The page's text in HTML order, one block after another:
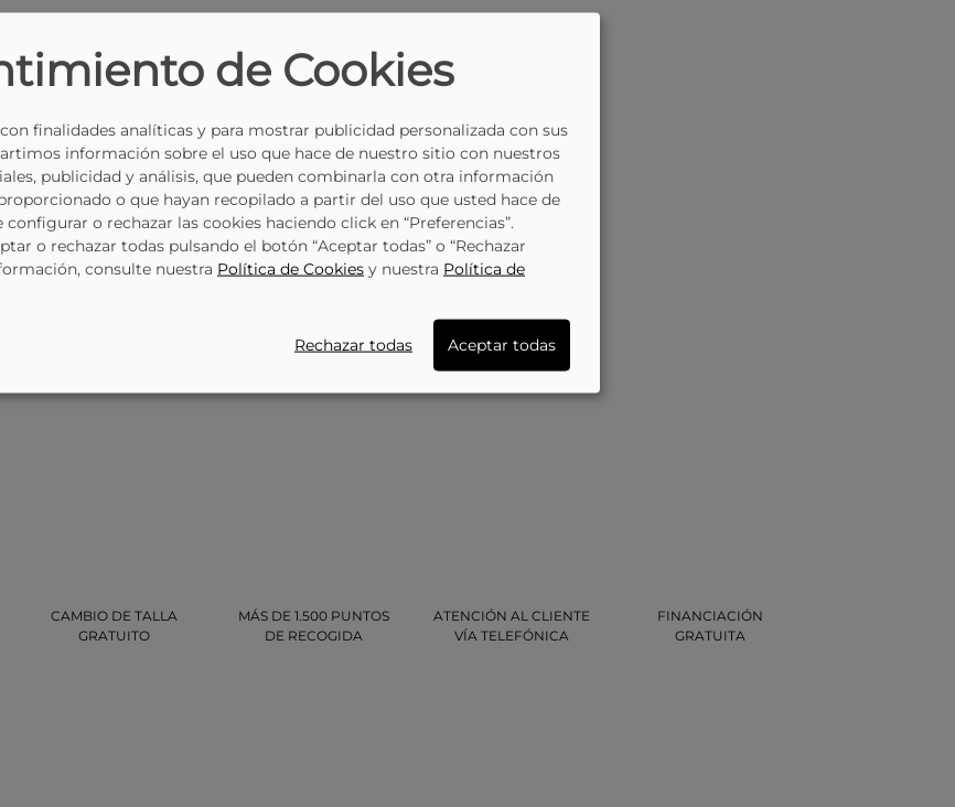
CAMBIO DE TALLA
GRATUITO
MÁS DE 1.500 PUNTOS
DE RECOGIDA
ATENCIÓN AL CLIENTE
VÍA TELEFÓNICA
FINANCIACIÓN
GRATUITA
de Cookies
finalidades analíticas y para mostrar publicidad personalizada con sus
información sobre el uso que hace de nuestro sitio con nuestros
publicidad y análisis, que pueden combinarla con otra información
o que hayan recopilado a partir del uso que usted hace de
configurar o rechazar las cookies haciendo click en “Preferencias”.
o rechazar todas pulsando el botón “Aceptar todas” o “Rechazar
consulte nuestra Política de Cookies y nuestra Política de
Rechazar todas Aceptar todas